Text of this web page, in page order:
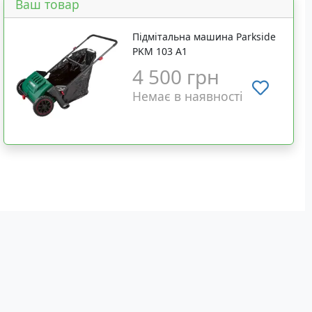
Ваш товар
Підмітальна машина Parkside
PKM 103 A1
4 500 грн
Немає в наявності